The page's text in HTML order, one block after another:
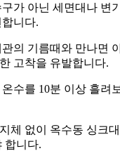
가 아닌 세면대나 변
니다.
의 기름때와 만나면
고착을 유발합니다.
수를 10분 이상 흘려
체 없이 옥수동 싱크
합니다.